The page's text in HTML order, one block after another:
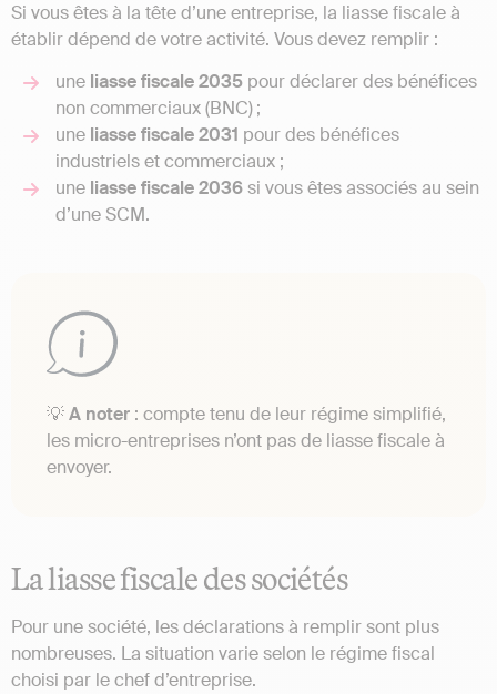
Si vous êtes à la tête d’une entreprise, la liasse fiscale à
établir dépend de votre activité. Vous devez remplir :
une liasse fiscale 2035 pour déclarer des bénéfices
non commerciaux (BNC) ;
une liasse fiscale 2031 pour des bénéfices
industriels et commerciaux ;
une liasse fiscale 2036si vous êtes associés au sein
d’une SCM.
💡A noter : compte tenu de leur régime simplifié,
les micro-entreprises n’ont pas de liasse fiscale à
envoyer.
La liasse fiscale des sociétés
Pour une société, les déclarations à remplir sont plus
nombreuses. La situation varie selon le régime fiscal
choisi par le chef d’entreprise.